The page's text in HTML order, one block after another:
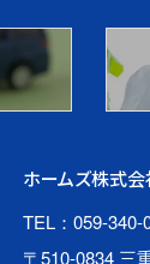
ホームズ株式
TEL：059-340-
〒510-0834 三